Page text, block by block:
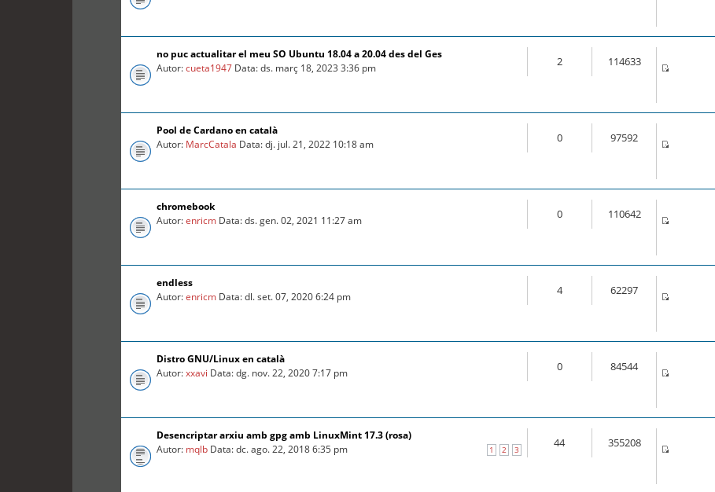
no puc actualitar el meu SO Ubuntu 18.04 a 20.04 des del Ges
Autor:cueta1947 Data: ds. març 18, 2023 3:36 pm 2 114633
Pool de Cardano en català
Autor: MarcCatala Data: dj. jul. 21, 2022 10:18 am 0 97592
chromebook
Autor:enricm Data: ds. gen. 02, 2021 11:27 am 0 110642
endless
Autor:enricm Data: dl. set. 07, 2020 6:24 pm 4 62297
Distro GNU/Linux en català
Autor:xxavi Data: dg. nov. 22, 2020 7:17 pm 0 84544
Desencriptar arxiu amb gpg amb LinuxMint 17.3 (rosa)
1 2 3
Autor: mqlb Data: dc. ago. 22, 2018 6:35 pm 44 355208